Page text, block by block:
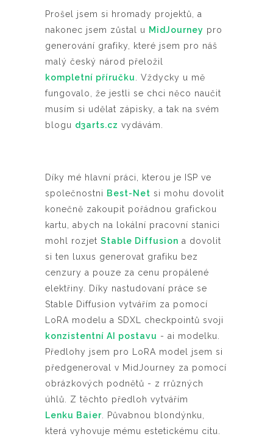
Prošel jsem si hromady projektů, a
nakonec jsem zůstal u MidJourney pro
generování grafiky, které jsem pro náš
malý český národ přeložil
kompletní příručku
. Vždycky u mě
fungovalo, že jestli se chci něco naučit
musím si udělat zápisky, a tak na svém
blogu d3arts.cz vydávám.
Díky mé hlavní práci, kterou je ISP ve
společnostni Best-Net si mohu dovolit
konečně zakoupit pořádnou grafickou
kartu, abych na lokální pracovní stanici
mohl rozjet Stable Diffusion a dovolit
si ten luxus generovat grafiku bez
cenzury a pouze za cenu propálené
elektřiny. Díky nastudovaní práce se
Stable Diffusion vytvářím za pomocí
LoRA modelu a SDXL checkpointů svoji
konzistentní AI postavu - ai modelku.
Předlohy jsem pro LoRA model jsem si
předgeneroval v MidJourney za pomocí
obrázkových podnětů - z rrůzných
úhlů. Z těchto předloh vytvářím
Lenku Baier . Půvabnou blondýnku,
která vyhovuje mému estetickému citu.